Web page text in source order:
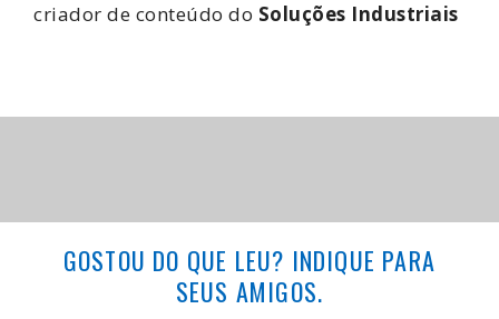
criador de conteúdo do Soluções Industriais
GOSTOU DO QUE LEU? INDIQUE PARA
SEUS AMIGOS.